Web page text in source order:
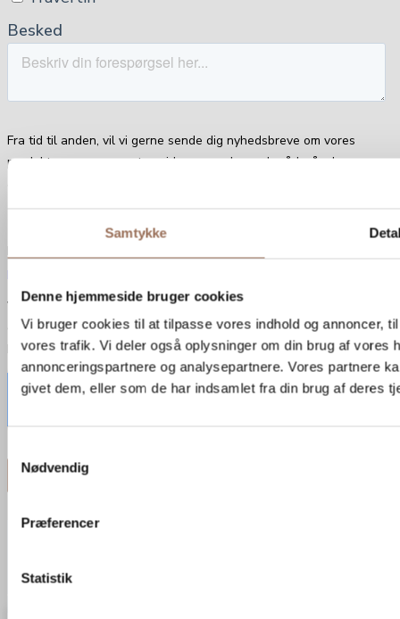
Samtykke
Denne hjemmeside bruger cookies
Vi bruger cookies til at tilpasse vores indhold og annoncer,
vores trafik. Vi deler også oplysninger om din brug af vores
annonceringspartnere og analysepartnere. Vores partnere
givet dem, eller som de har indsamlet fra din brug af deres
Nødvendig
Præferencer
Statistik
Din kurv